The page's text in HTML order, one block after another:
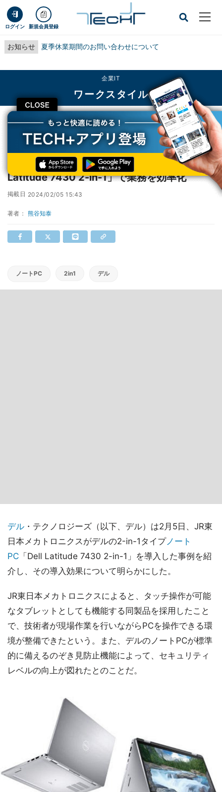
ログイン 新規会員登録
お知らせ 夏季休業期間のお問い合わせについて
CLOSE
企業IT
ワークスタイル
TECH+ 企業IT
ワークスタイル
JR東日本メカトロニクス、デル「Dell Latitude 7430 2-in-1」で業務を効率化
JR東日本メカトロニクス、デル「Dell
Latitude 7430 2-in-1」で業務を効率化
掲載日 2024/02/05 15:43
著者： 熊谷知泰
ノートPC 2in1 デル
デル ・テクノロジーズ（以下、デル）は2月5日、JR東
日本メカトロニクスがデルの2-in-1タイプノート
PC 「Dell Latitude 7430 2-in-1」を導入した事例を紹
介し、その導入効果について明らかにした。
JR東日本メカトロニクスによると、タッチ操作が可能
なタブレットとしても機能する同製品を採用したこと
で、技術者が現場作業を行いながらPCを操作できる環
境が整備できたという。また、デルのノートPCが標準
的に備えるのぞき見防止機能によって、セキュリティ
レベルの向上が図れたとのことだ。